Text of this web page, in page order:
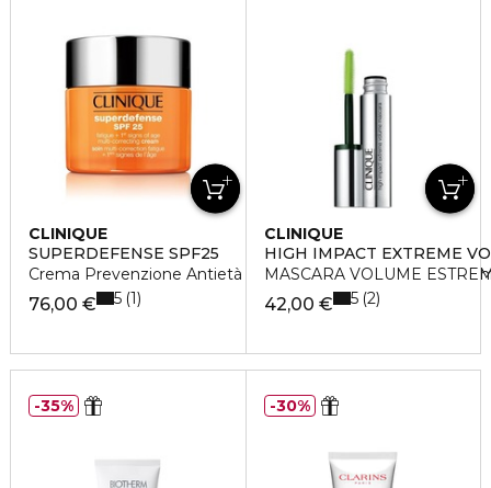
CLINIQUE
SUPERDEFENSE SPF25
Crema Prevenzione Antietà + Anti-Fatica 1/2 da Arida a
76,00 € 5 1
CLINIQUE
HIGH IMPACT EXTREME
MASCARA VOLUME
42,00 € 5 2
35% 30%